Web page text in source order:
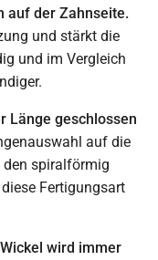
auf der Zahnseite.
und stärkt die
und im Vergleich
Länge geschlossen
auf die
den spiralförmig
Fertigungsart
wird immer